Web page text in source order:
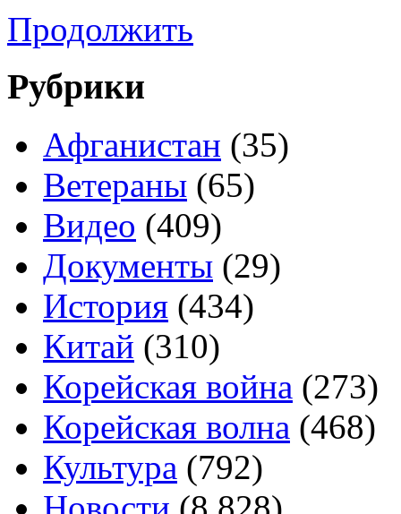
Продолжить
Рубрики
Афганистан (35)
Ветераны (65)
Видео (409)
Документы (29)
История (434)
Китай (310)
Корейская война (273)
Корейская волна (468)
Культура (792)